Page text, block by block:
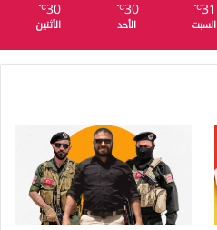
31
℃
السبت
30
℃
الأحد
30
℃
الأثنين